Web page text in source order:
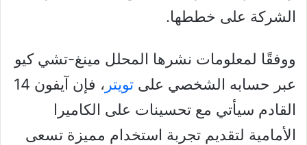
الشركة على خططها.
ووفقًا لمعلومات نشرها المحلل مينغ-تشي كيو
عبر حسابه الشخصي على تويتر
، فإن آيفون 14
القادم سيأتي مع تحسينات على الكاميرا
الأمامية لتقديم تجربة استخدام مميزة تسعى